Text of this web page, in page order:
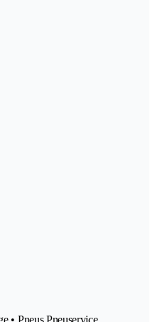
• Pneus Pneuservice